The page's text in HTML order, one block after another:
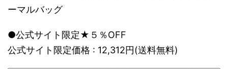
ーマルバッグ
●公式サイト限定★５％OFF
公式サイト限定価格 : 12,312円(送料無料)